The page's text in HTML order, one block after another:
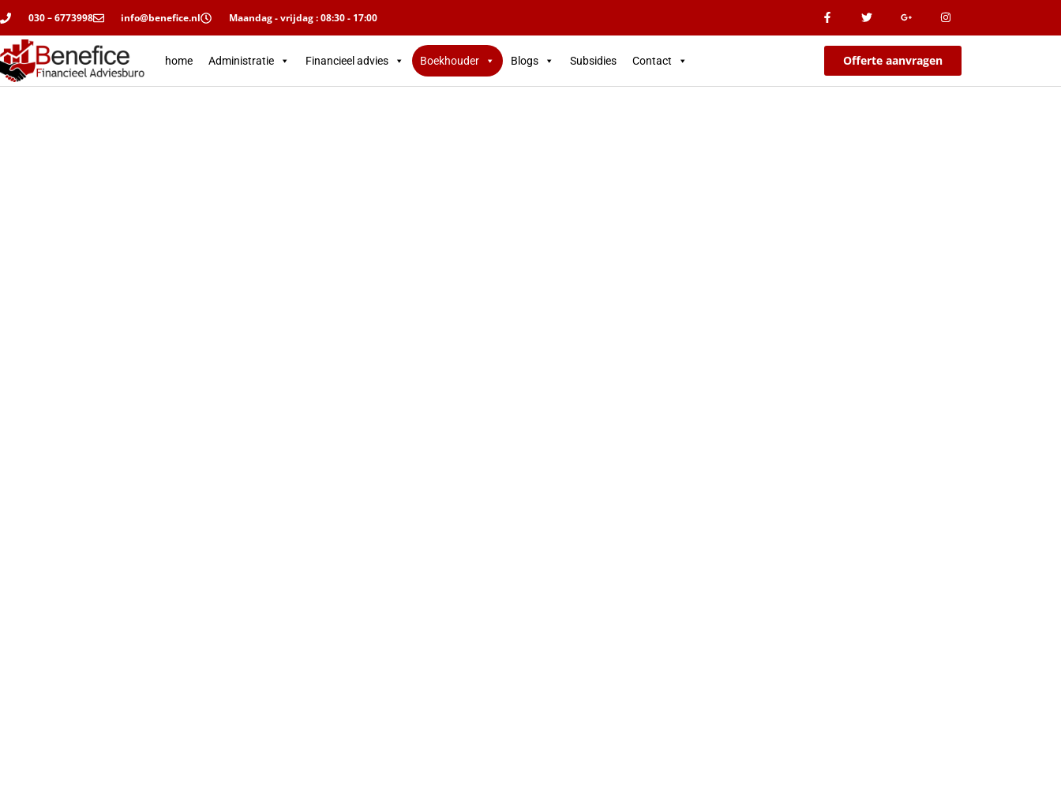
030 – 6773998 info@benefice.nl Maandag - vrijdag : 08:30 - 17:00
home Administratie Financieel advies Boekhouder Blogs Subsidies Contact Offerte aanvragen